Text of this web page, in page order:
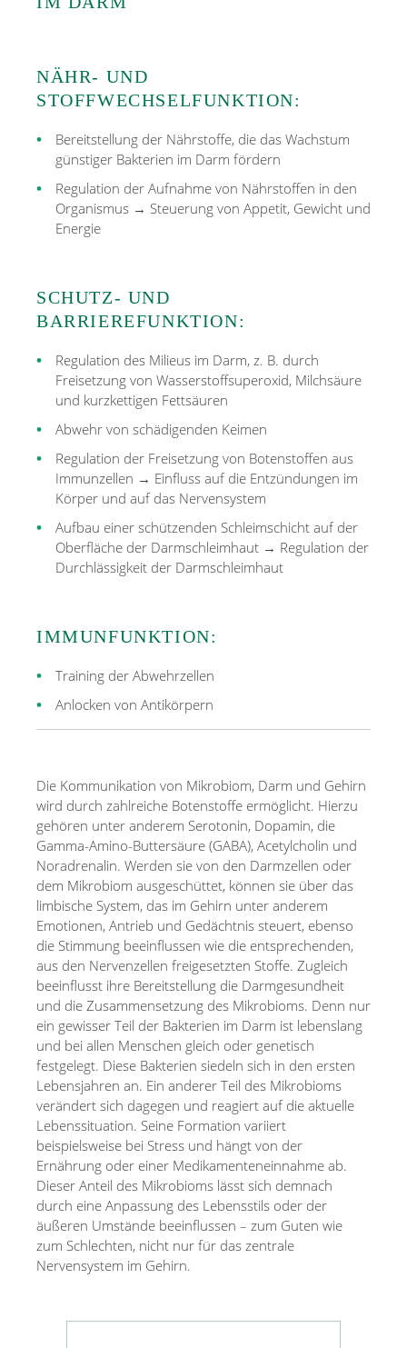
NÄHR- UND
STOFFWECHSELFUNKTION:
Bereitstellung der Nährstoffe, die das Wachstum
günstiger Bakterien im Darm fördern
Regulation der Aufnahme von Nährstoffen in den
Organismus → Steuerung von Appetit, Gewicht und
Energie
SCHUTZ- UND
BARRIEREFUNKTION:
Regulation des Milieus im Darm, z. B. durch
Freisetzung von Wasserstoffsuperoxid, Milchsäure
und kurzkettigen Fettsäuren
Abwehr von schädigenden Keimen
Regulation der Freisetzung von Botenstoffen aus
Immunzellen → Einfluss auf die Entzündungen im
Körper und auf das Nervensystem
Aufbau einer schützenden Schleimschicht auf der
Oberfläche der Darmschleimhaut → Regulation der
Durchlässigkeit der Darmschleimhaut
IMMUNFUNKTION:
Training der Abwehrzellen
Anlocken von Antikörpern
Die Kommunikation von Mikrobiom, Darm und Gehirn
wird durch zahlreiche Botenstoffe ermöglicht. Hierzu
gehören unter anderem Serotonin, Dopamin, die
Gamma-Amino-Buttersäure (GABA), Acetylcholin und
Noradrenalin. Werden sie von den Darmzellen oder
dem Mikrobiom ausgeschüttet, können sie über das
limbische System, das im Gehirn unter anderem
Emotionen, Antrieb und Gedächtnis steuert, ebenso
die Stimmung beeinflussen wie die entsprechenden,
aus den Nervenzellen freigesetzten Stoffe. Zugleich
beeinflusst ihre Bereitstellung die Darmgesundheit
und die Zusammensetzung des Mikrobioms. Denn nur
ein gewisser Teil der Bakterien im Darm ist lebenslang
und bei allen Menschen gleich oder genetisch
festgelegt. Diese Bakterien siedeln sich in den ersten
Lebensjahren an. Ein anderer Teil des Mikrobioms
verändert sich dagegen und reagiert auf die aktuelle
Lebenssituation. Seine Formation variiert
beispielsweise bei Stress und hängt von der
Ernährung oder einer Medikamenteneinnahme ab.
Dieser Anteil des Mikrobioms lässt sich demnach
durch eine Anpassung des Lebensstils oder der
äußeren Umstände beeinflussen – zum Guten wie
zum Schlechten, nicht nur für das zentrale
Nervensystem im Gehirn.